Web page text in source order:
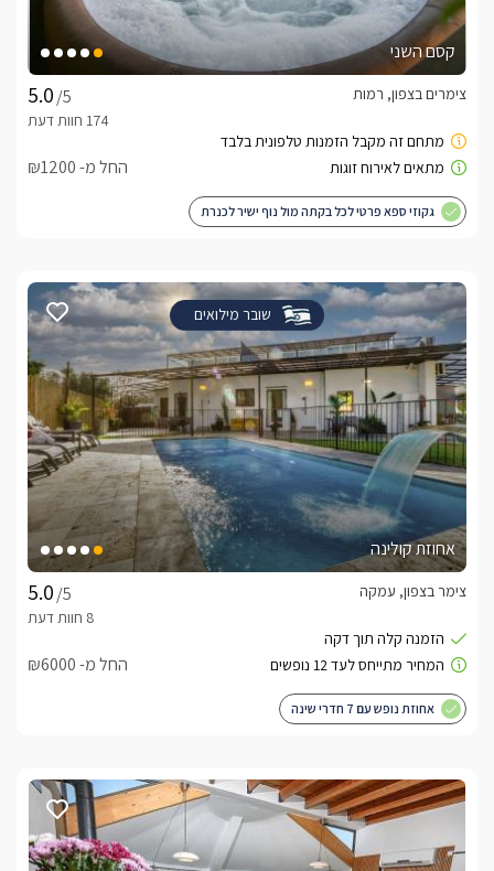
קסם השני
/5
צימרים בצפון, רמות
החל מ- ₪1200
גקוזי ספא פרטי לכל בקתה מול נוף ישיר לכנרת
שובר מילואים
אחוזת קולינה
/5
צימר בצפון, עמקה
החל מ- ₪6000
אחוזת נופש עם 7 חדרי שינה